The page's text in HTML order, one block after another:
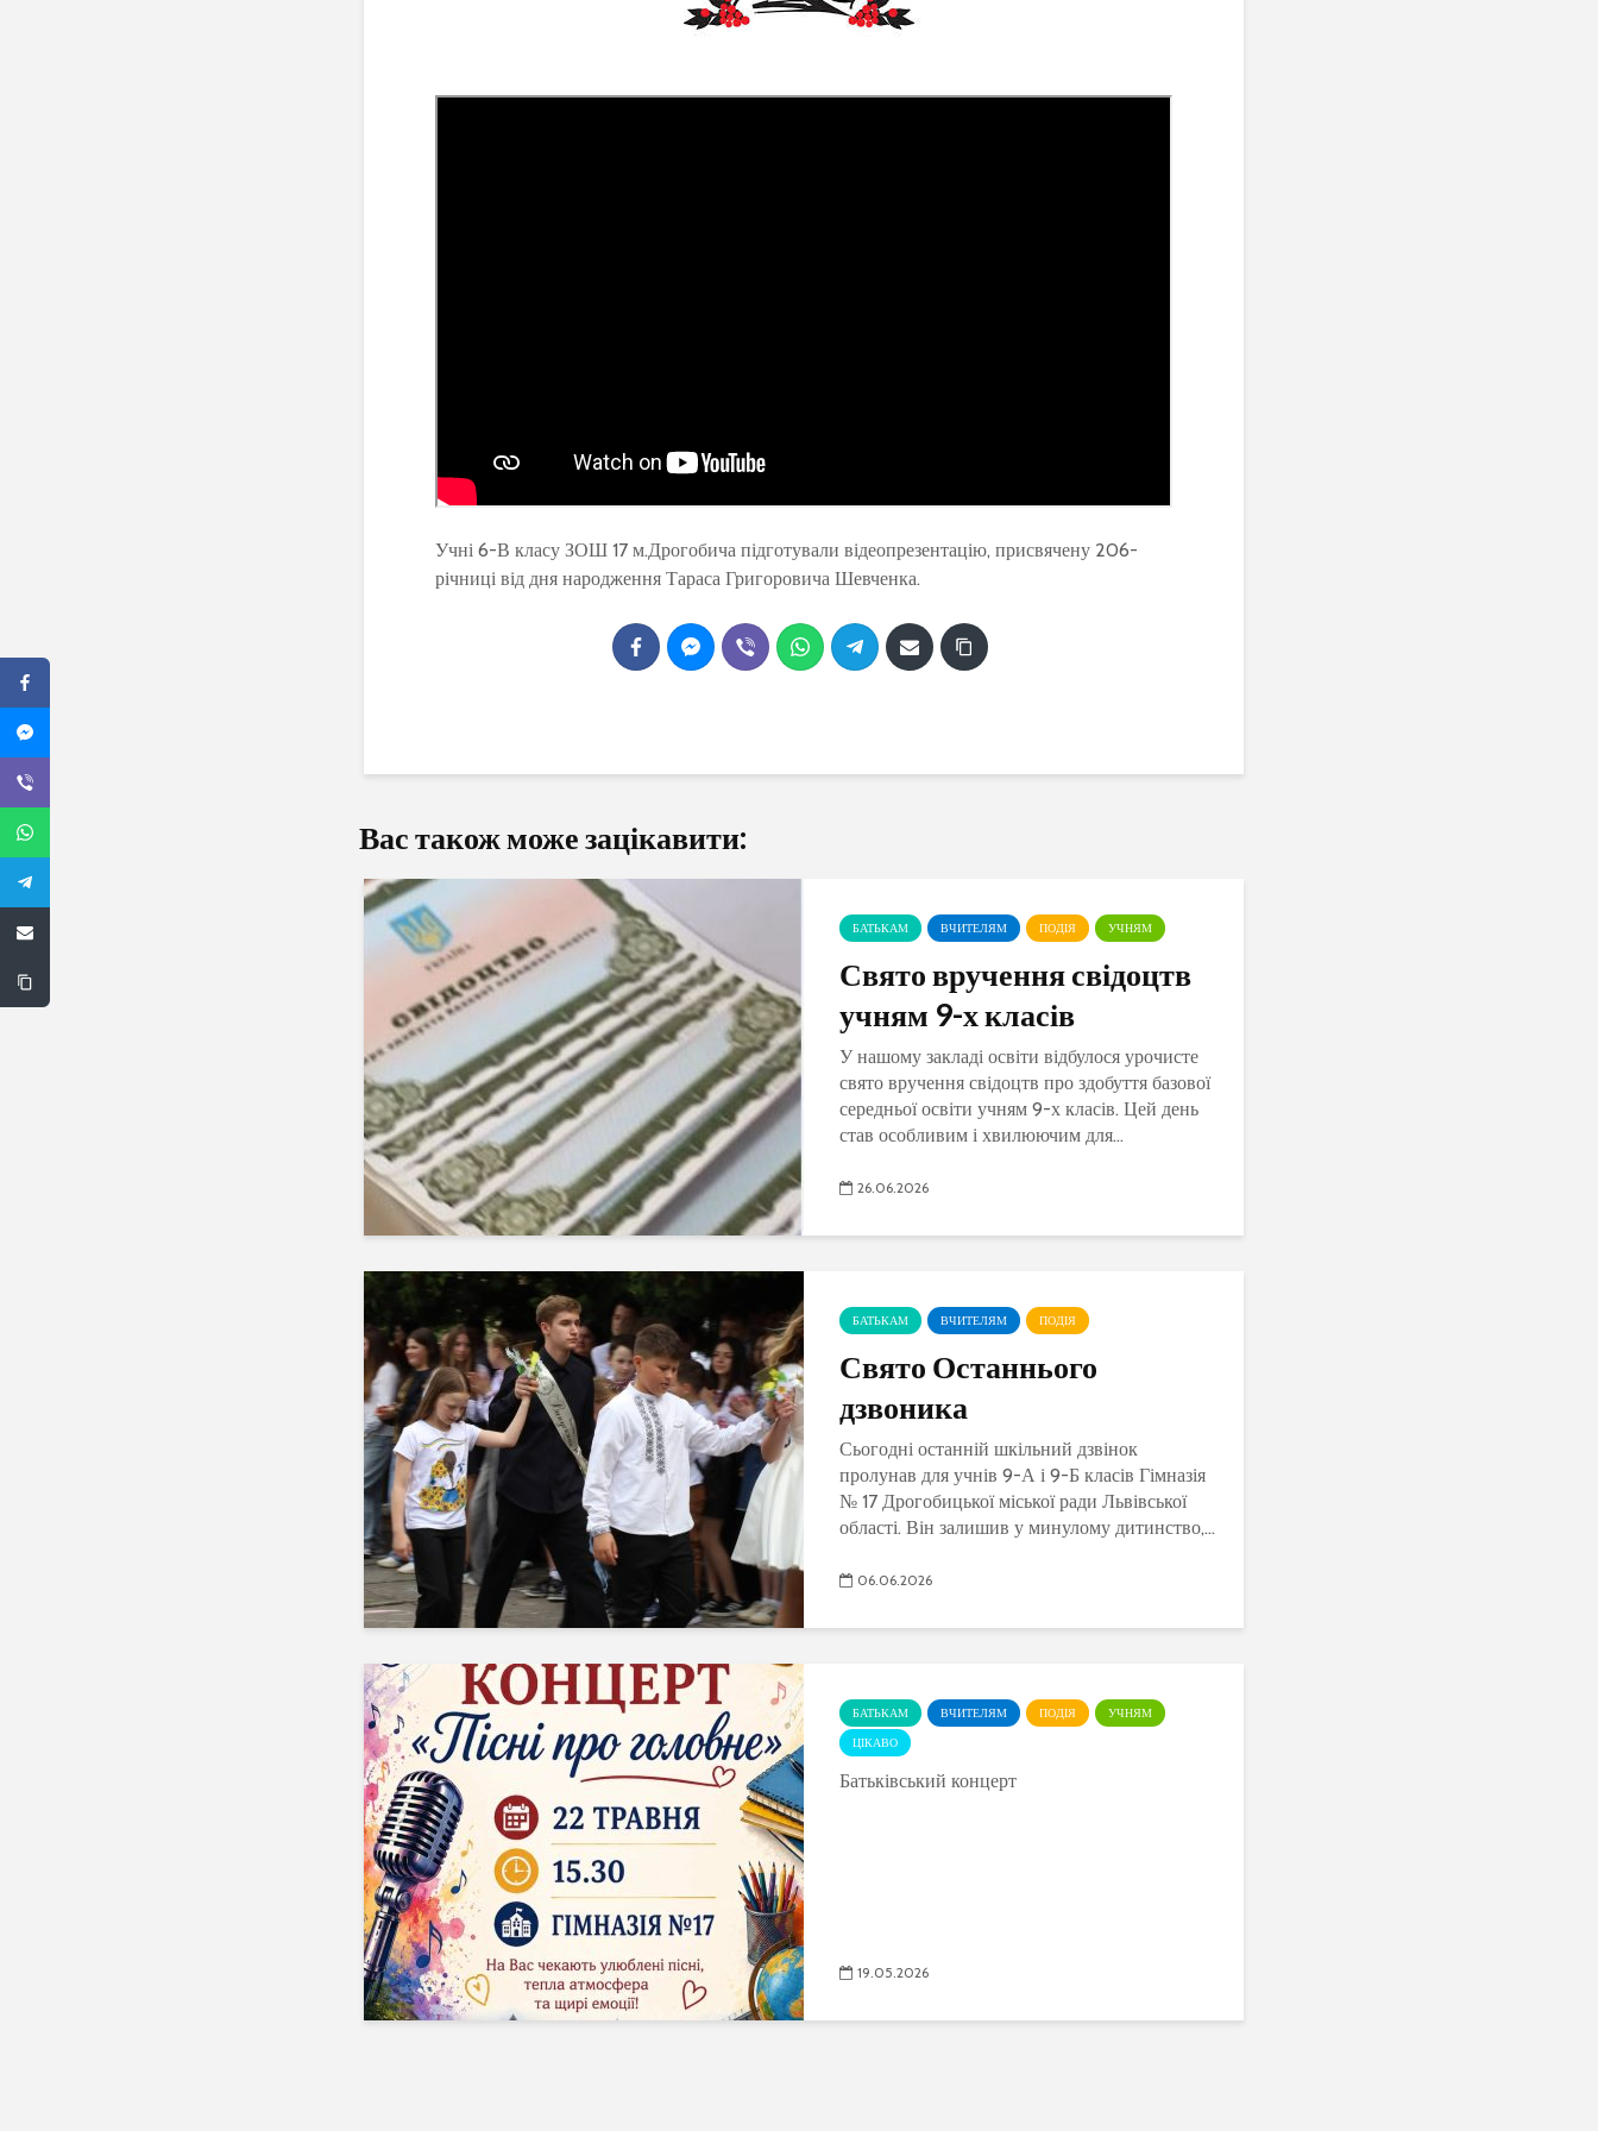
Учні 6-В класу ЗОШ 17 м.Дрогобича підготували відеопрезентацію, присвячену 206-
річниці від дня народження Тараса Григоровича Шевченка.
Вас також може зацікавити:
БАТЬКАМ ВЧИТЕЛЯМ ПОДІЯ УЧНЯМ
Свято вручення свідоцтв
учням 9-х класів
У нашому закладі освіти відбулося урочисте
свято вручення свідоцтв про здобуття базової
середньої освіти учням 9-х класів. Цей день
став особливим і хвилюючим для...
26.06.2026
БАТЬКАМ ВЧИТЕЛЯМ ПОДІЯ
Свято Останнього
дзвоника
Сьогодні останній шкільний дзвінок
пролунав для учнів 9-А і 9-Б класів Гімназія
№ 17 Дрогобицької міської ради Львівської
області. Він залишив у минулому дитинство,...
06.06.2026
БАТЬКАМ ВЧИТЕЛЯМ ПОДІЯ
УЧНЯМ
ЦІКАВО
Батьківський концерт
19.05.2026